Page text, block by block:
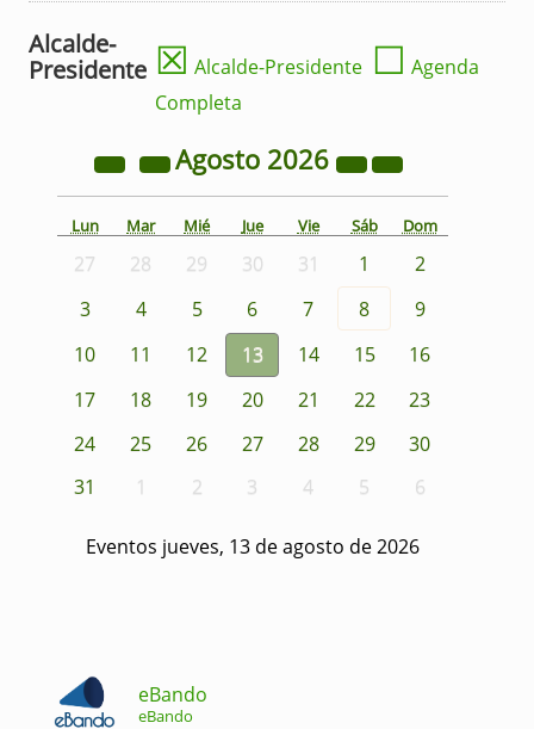
Alcalde-
Presidente ☒ Alcalde-Presidente ☐ Agenda
Completa
Agosto 2026
Lun Mar Mié Jue Vie Sáb Dom
27 28 29 30 31 1
2
3
4 5 6 7 8
9
10
11 12 13 14 15
16
17
18 19 20 21 22
23
24
25 26 27 28 29
30
31
1 2 3 4 5 6
Eventos jueves, 13 de agosto de 2026
eBando
eBando